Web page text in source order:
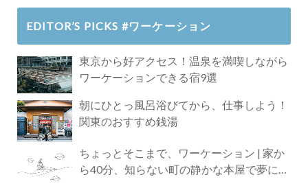
EDITOR’S PICKS #ワーケーション
東京から好アクセス！温泉を満喫しながら
ワーケーションできる宿9選
朝にひとっ風呂浴びてから、仕事しよう！
関東のおすすめ銭湯
ちょっとそこまで、ワーケーション | 家か
ら40分、知らない町の静かな本屋で夢に近